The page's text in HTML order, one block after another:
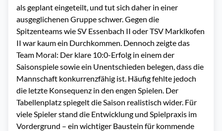
als geplant eingeteilt, und tut sich daher in einer
ausgeglichenen Gruppe schwer. Gegen die
Spitzenteams wie SV Essenbach II oder TSV Marklkofen
II war kaum ein Durchkommen. Dennoch zeigte das
Team Moral: Der klare 10:0-Erfolg in einem der
Saisonspiele sowie ein Unentschieden belegen, dass die
Mannschaft konkurrenzfähig ist. Häufig fehlte jedoch
die letzte Konsequenz in den engen Spielen. Der
Tabellenplatz spiegelt die Saison realistisch wider. Für
viele Spieler stand die Entwicklung und Spielpraxis im
Vordergrund – ein wichtiger Baustein für kommende